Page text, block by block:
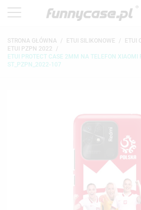
STRONA GŁÓWNA ETUI SILIKONOWE
ETUI
ETUI PZPN 2022
ETUI PROTECT CASE 2MM NA TELEFON XIAOMI
ST_PZPN_2022-107